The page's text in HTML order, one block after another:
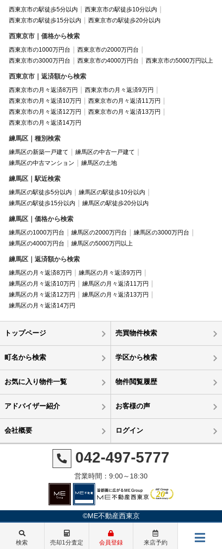
西東京市の駅徒歩5分以内
西東京市の駅徒歩10分以内
西東京市の駅徒歩15分以内
西東京市の駅徒歩20分以内
西東京市｜価格から検索
西東京市の1000万円台
西東京市の2000万円台
西東京市の3000万円台
西東京市の4000万円台 西東京市の5000万円以上
西東京市｜返済額から検索
西東京市の月々返済8万円
西東京市の月々返済9万円
西東京市の月々返済10万円
西東京市の月々返済11万円
西東京市の月々返済12万円
西東京市の月々返済13万円
西東京市の月々返済14万円
練馬区｜種別検索
練馬区の新築一戸建て
練馬区の中古一戸建て
練馬区の中古マンション
練馬区の土地
練馬区｜駅近検索
練馬区の駅徒歩5分以内
練馬区の駅徒歩10分以内
練馬区の駅徒歩15分以内
練馬区の駅徒歩20分以内
練馬区｜価格から検索
練馬区の1000万円台 練馬区の2000万円台
練馬区の3000万円台
練馬区の4000万円台
練馬区の5000万円以上
練馬区｜返済額から検索
練馬区の月々返済8万円
練馬区の月々返済9万円
練馬区の月々返済10万円
練馬区の月々返済11万円
練馬区の月々返済12万円
練馬区の月々返済13万円
練馬区の月々返済14万円
トップページ 売買物件検索
町名から検索 学区から検索
お気に入り物件一覧 物件閲覧履歴
アドバイザー紹介 お客様の声
会社概要 ログイン
042-497-5777
営業時間：9:00～18:30
©ME不動産西東京
検索 売却1分査定 会員登録 来店予約